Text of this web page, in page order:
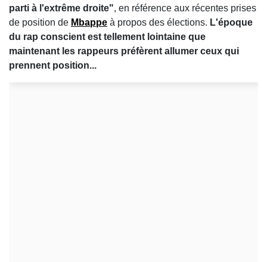
parti à l'extrême droite", en référence aux récentes prises
de position de Mbappe à propos des élections. L'époque
du rap conscient est tellement lointaine que
maintenant les rappeurs préfèrent allumer ceux qui
prennent position...